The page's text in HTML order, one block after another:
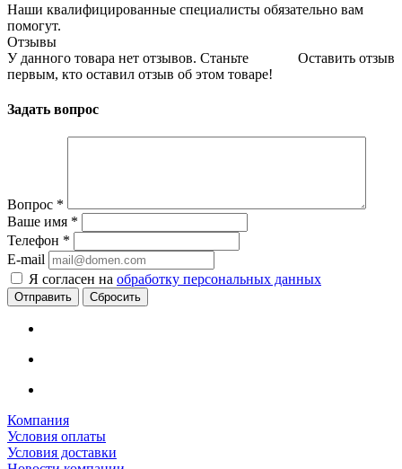
Наши квалифицированные специалисты обязательно вам
помогут.
Отзывы
Оставить отзыв
У данного товара нет отзывов. Станьте
первым, кто оставил отзыв об этом товаре!
Задать вопрос
Вопрос *
Ваше имя *
Телефон *
E-mail
Я согласен на обработку персональных данных
Сбросить
Компания
Условия оплаты
Условия доставки